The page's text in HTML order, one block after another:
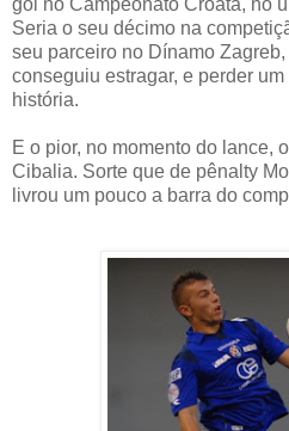
Seria o seu décimo na
seu parceiro no Dínamo Zagreb,
conseguiu estragar, e perder
história.
E o pior, no momento do lance,
Cibalia. Sorte que de pênalty
livrou um pouco a barra do